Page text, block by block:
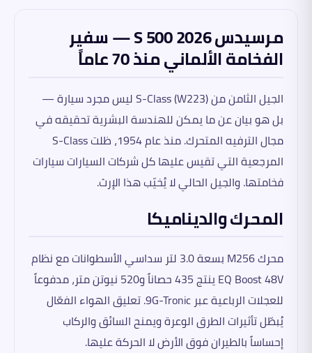
مرسيدس S 500 2026 — سفير
الفخامة الألماني منذ 70 عاماً
الجيل الثامن من S-Class (W223) ليس مجرد سيارة —
بل هو بيان عن ما يمكن للهندسة البشرية تحقيقه في
مجال الترفيه المتحرك. منذ عام 1954، ظلت S-Class
المرجعية التي تقيس عليها كل شركات السيارات سيارات
فخامتها. والجيل الحالي لا يُخيّب هذا الإرث.
المحرك والديناميكا
محرك M256 بسعة 3.0 لتر سداسي الأسطوانات مع نظام
EQ Boost 48V ينتج 435 حصاناً و520 نيوتن متر، مدفوعاً
للعجلات الرباعية عبر 9G-Tronic. تعليق الهواء الفعّال
يُبطّل تأثيرات الطرق الوعرة ويمنح السائق والركاب
إحساساً بالطيران فوق الأرض لا الحركة عليها.